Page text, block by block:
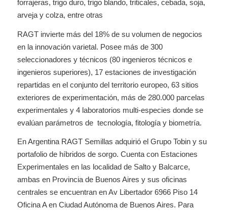
forrajeras, trigo duro, trigo blando, triticales, cebada, soja,
arveja y colza, entre otras
RAGT invierte más del 18% de su volumen de negocios
en la innovación varietal. Posee más de 300
seleccionadores y técnicos (80 ingenieros técnicos e
ingenieros superiores), 17 estaciones de investigación
repartidas en el conjunto del territorio europeo, 63 sitios
exteriores de experimentación, más de 280.000 parcelas
experimentales y 4 laboratorios multi-especies donde se
evalúan parámetros de tecnología, fitología y biometría.
En Argentina RAGT Semillas adquirió el Grupo Tobin y su
portafolio de híbridos de sorgo. Cuenta con Estaciones
Experimentales en las localidad de Salto y Balcarce,
ambas en Provincia de Buenos Aires y sus oficinas
centrales se encuentran en Av Libertador 6966 Piso 14
Oficina A en Ciudad Autónoma de Buenos Aires. Para